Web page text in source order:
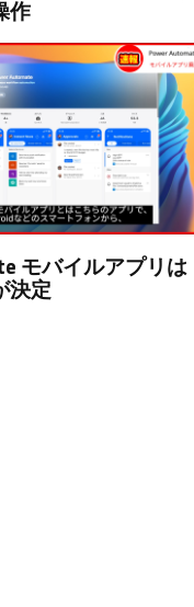
作
モバイルアプリは
決定